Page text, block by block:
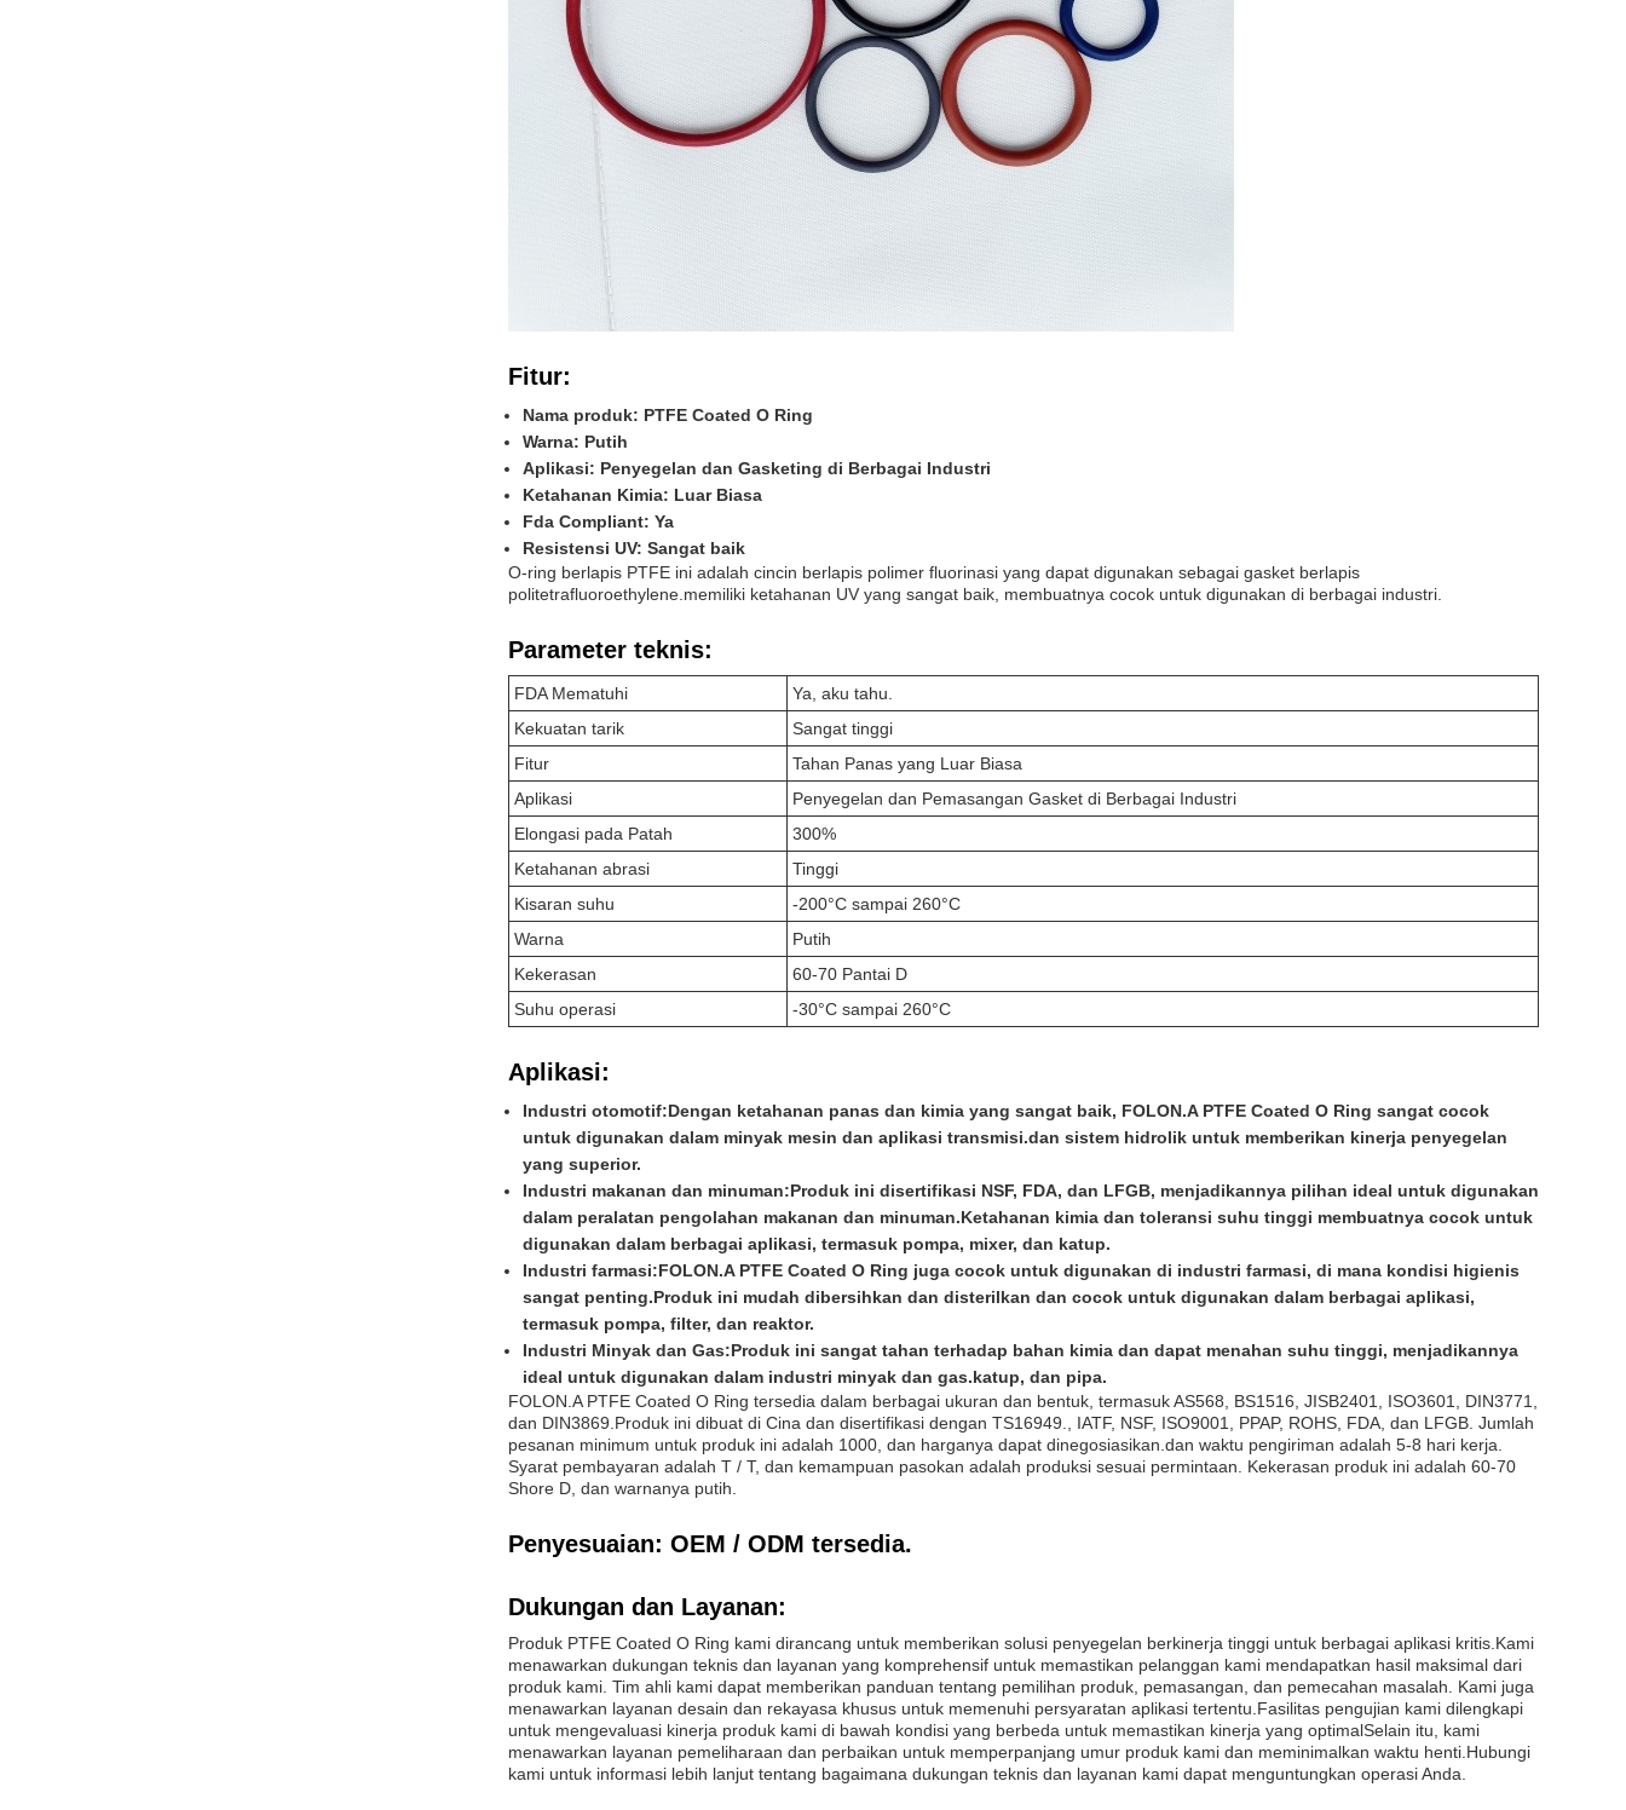
Fitur:
Nama produk: PTFE Coated O Ring
Warna: Putih
Aplikasi: Penyegelan dan Gasketing di Berbagai Industri
Ketahanan Kimia: Luar Biasa
Fda Compliant: Ya
Resistensi UV: Sangat baik
O-ring berlapis PTFE ini adalah cincin berlapis polimer fluorinasi yang dapat digunakan sebagai gasket berlapis
politetrafluoroethylene.memiliki ketahanan UV yang sangat baik, membuatnya cocok untuk digunakan di berbagai industri.
Parameter teknis:
FDA Mematuhi
Ya, aku tahu.
Kekuatan tarik
Sangat tinggi
Fitur
Tahan Panas yang Luar Biasa
Aplikasi
Penyegelan dan Pemasangan Gasket di Berbagai Industri
Elongasi pada Patah
300%
Ketahanan abrasi
Tinggi
Kisaran suhu
-200°C sampai 260°C
Warna
Putih
Kekerasan
60-70 Pantai D
Suhu operasi
-30°C sampai 260°C
Aplikasi:
Industri otomotif:Dengan ketahanan panas dan kimia yang sangat baik, FOLON.A PTFE Coated O Ring sangat cocok
untuk digunakan dalam minyak mesin dan aplikasi transmisi.dan sistem hidrolik untuk memberikan kinerja penyegelan
yang superior.
Industri makanan dan minuman:Produk ini disertifikasi NSF, FDA, dan LFGB, menjadikannya pilihan ideal untuk digunakan
dalam peralatan pengolahan makanan dan minuman.Ketahanan kimia dan toleransi suhu tinggi membuatnya cocok untuk
digunakan dalam berbagai aplikasi, termasuk pompa, mixer, dan katup.
Industri farmasi:FOLON.A PTFE Coated O Ring juga cocok untuk digunakan di industri farmasi, di mana kondisi higienis
sangat penting.Produk ini mudah dibersihkan dan disterilkan dan cocok untuk digunakan dalam berbagai aplikasi,
termasuk pompa, filter, dan reaktor.
Industri Minyak dan Gas:Produk ini sangat tahan terhadap bahan kimia dan dapat menahan suhu tinggi, menjadikannya
ideal untuk digunakan dalam industri minyak dan gas.katup, dan pipa.
FOLON.A PTFE Coated O Ring tersedia dalam berbagai ukuran dan bentuk, termasuk AS568, BS1516, JISB2401, ISO3601, DIN3771,
dan DIN3869.Produk ini dibuat di Cina dan disertifikasi dengan TS16949., IATF, NSF, ISO9001, PPAP, ROHS, FDA, dan LFGB. Jumlah
pesanan minimum untuk produk ini adalah 1000, dan harganya dapat dinegosiasikan.dan waktu pengiriman adalah 5-8 hari kerja.
Syarat pembayaran adalah T / T, dan kemampuan pasokan adalah produksi sesuai permintaan. Kekerasan produk ini adalah 60-70
Shore D, dan warnanya putih.
Penyesuaian: OEM / ODM tersedia.
Dukungan dan Layanan:
Produk PTFE Coated O Ring kami dirancang untuk memberikan solusi penyegelan berkinerja tinggi untuk berbagai aplikasi kritis.Kami
menawarkan dukungan teknis dan layanan yang komprehensif untuk memastikan pelanggan kami mendapatkan hasil maksimal dari
produk kami. Tim ahli kami dapat memberikan panduan tentang pemilihan produk, pemasangan, dan pemecahan masalah. Kami juga
menawarkan layanan desain dan rekayasa khusus untuk memenuhi persyaratan aplikasi tertentu.Fasilitas pengujian kami dilengkapi
untuk mengevaluasi kinerja produk kami di bawah kondisi yang berbeda untuk memastikan kinerja yang optimalSelain itu, kami
menawarkan layanan pemeliharaan dan perbaikan untuk memperpanjang umur produk kami dan meminimalkan waktu henti.Hubungi
kami untuk informasi lebih lanjut tentang bagaimana dukungan teknis dan layanan kami dapat menguntungkan operasi Anda.